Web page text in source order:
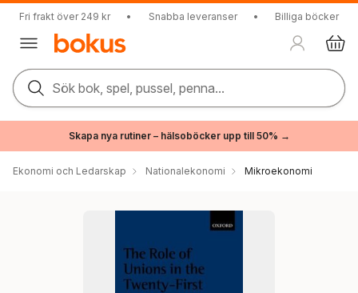
Fri frakt över 249 kr • Snabba leveranser • Billiga böcker
Sök bok, spel, pussel, penna...
Skapa nya rutiner – hälsoböcker upp till 50% →
Ekonomi och Ledarskap Nationalekonomi Mikroekonomi